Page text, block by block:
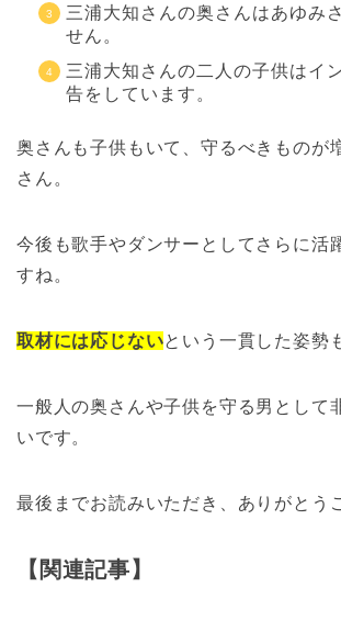
三浦大知さんの奥さんはあゆみ
せん。
三浦大知さんの二人の子供はイ
告をしています。
奥さんも子供もいて、守るべきものが
さん。
今後も歌手やダンサーとしてさらに活
すね。
取材には応じないという一貫した姿勢
一般人の奥さんや子供を守る男として
いです。
最後までお読みいただき、ありがとう
【関連記事】